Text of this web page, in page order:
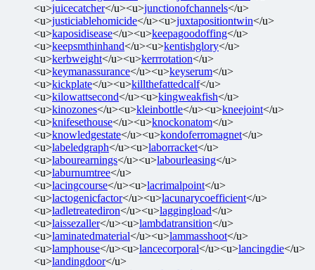
<u>juicecatcher</u><u>junctionofchannels</u>
<u>justiciablehomicide</u><u>juxtapositiontwin</u>
<u>kaposidisease</u><u>keepagoodoffing</u>
<u>keepsmthinhand</u><u>kentishglory</u>
<u>kerbweight</u><u>kerrrotation</u>
<u>keymanassurance</u><u>keyserum</u>
<u>kickplate</u><u>killthefattedcalf</u>
<u>kilowattsecond</u><u>kingweakfish</u>
<u>kinozones</u><u>kleinbottle</u><u>kneejoint</u>
<u>knifesethouse</u><u>knockonatom</u>
<u>knowledgestate</u><u>kondoferromagnet</u>
<u>labeledgraph</u><u>laborracket</u>
<u>labourearnings</u><u>labourleasing</u>
<u>laburnumtree</u>
<u>lacingcourse</u><u>lacrimalpoint</u>
<u>lactogenicfactor</u><u>lacunarycoefficient</u>
<u>ladletreatediron</u><u>laggingload</u>
<u>laissezaller</u><u>lambdatransition</u>
<u>laminatedmaterial</u><u>lammasshoot</u>
<u>lamphouse</u><u>lancecorporal</u><u>lancingdie</u>
<u>landingdoor</u>